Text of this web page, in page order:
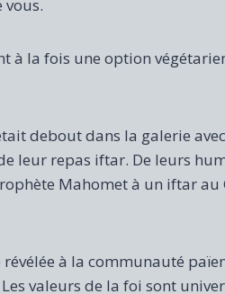
à la fois une option
debout dans la galerie
leur repas iftar. De leurs
Mahomet à un iftar
à la communauté
valeurs de la foi sont